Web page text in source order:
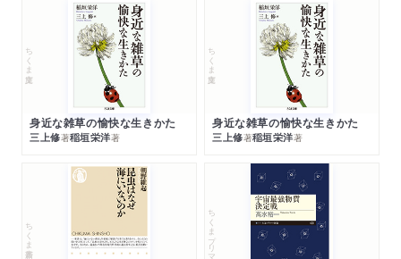
ちくま文庫
身近な雑草の愉快な生きかた
三上修著稲垣栄洋著
ちくま文庫
身近な雑草の愉快な生きかた
三上修著稲垣栄洋著
ちくま新書 ちくまプリマー新書